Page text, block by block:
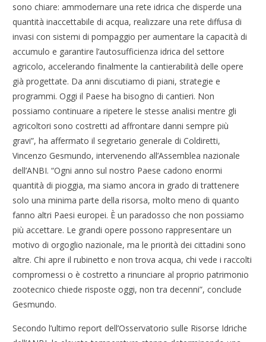
sono chiare: ammodernare una rete idrica che disperde una
quantità inaccettabile di acqua, realizzare una rete diffusa di
invasi con sistemi di pompaggio per aumentare la capacità di
accumulo e garantire l’autosufficienza idrica del settore
agricolo, accelerando finalmente la cantierabilità delle opere
già progettate. Da anni discutiamo di piani, strategie e
programmi. Oggi il Paese ha bisogno di cantieri. Non
possiamo continuare a ripetere le stesse analisi mentre gli
agricoltori sono costretti ad affrontare danni sempre più
gravi”, ha affermato il segretario generale di Coldiretti,
Vincenzo Gesmundo, intervenendo all’Assemblea nazionale
dell’ANBI. “Ogni anno sul nostro Paese cadono enormi
quantità di pioggia, ma siamo ancora in grado di trattenere
solo una minima parte della risorsa, molto meno di quanto
fanno altri Paesi europei. È un paradosso che non possiamo
più accettare. Le grandi opere possono rappresentare un
motivo di orgoglio nazionale, ma le priorità dei cittadini sono
altre. Chi apre il rubinetto e non trova acqua, chi vede i raccolti
compromessi o è costretto a rinunciare al proprio patrimonio
zootecnico chiede risposte oggi, non tra decenni”, conclude
Gesmundo.
Secondo l’ultimo report dell’Osservatorio sulle Risorse Idriche